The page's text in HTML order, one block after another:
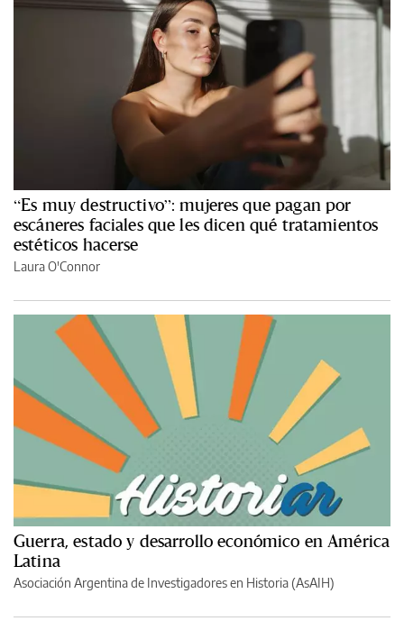
“Es muy destructivo”: mujeres que pagan por
escáneres faciales que les dicen qué tratamientos
estéticos hacerse
Laura O'Connor
Guerra, estado y desarrollo económico en América
Latina
Asociación Argentina de Investigadores en Historia (AsAIH)